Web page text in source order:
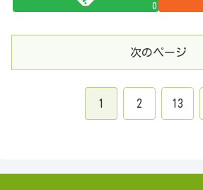
0
次のページ
1 2 13